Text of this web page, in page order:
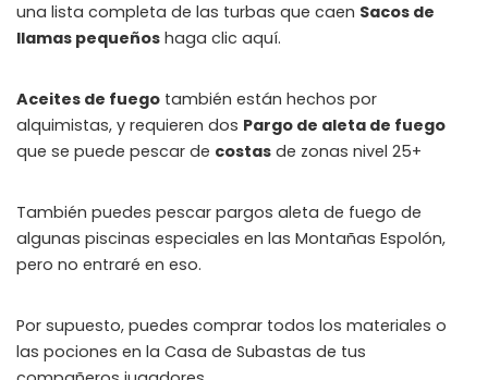
una lista completa de las turbas que caen Sacos de
llamas pequeños haga clic aquí.
Aceites de fuego también están hechos por
alquimistas, y requieren dos Pargo de aleta de fuego
que se puede pescar de costas de zonas nivel 25+
También puedes pescar pargos aleta de fuego de
algunas piscinas especiales en las Montañas Espolón,
pero no entraré en eso.
Por supuesto, puedes comprar todos los materiales o
las pociones en la Casa de Subastas de tus